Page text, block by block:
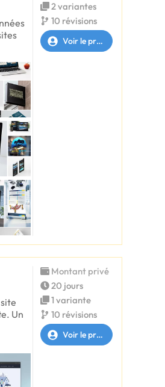
2 variantes
10 révisions
Voir le profil
Un
Montant privé
20 jours
1 variante
10 révisions
Voir le profil